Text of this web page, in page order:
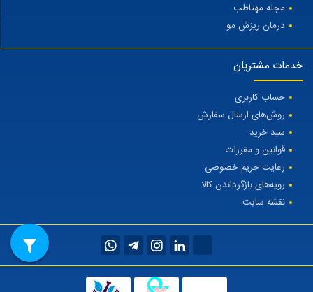
مجله مهتاطب
درمان ریزش مو
خدمات مشتریان
حساب کاربری
روش‌های ارسال سفارش
سبد خرید
قوانین و مقررات
رعایت حریم خصوصی
رویه‌های بازگرداندن کالا
نقشه سایت